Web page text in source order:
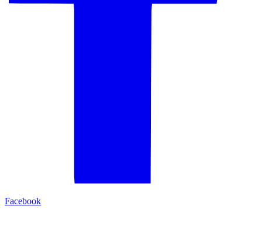
Facebook